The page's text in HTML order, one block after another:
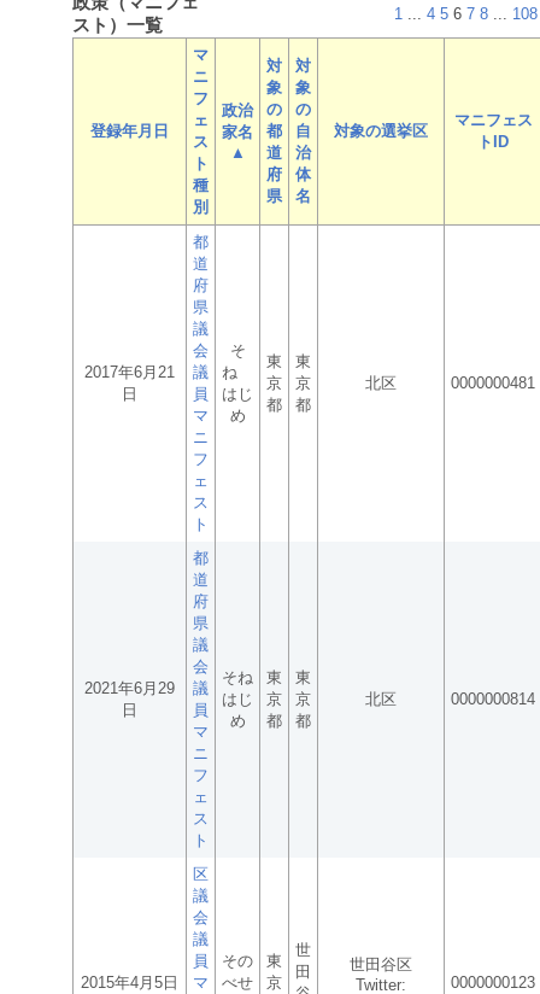
スト）一覧
1 ... 4 5 6 7 8 ... 108
登録年月日
マ
ニ
フ
ェ
ス
ト
種
別
政治
家名
▲
対
象
の
都
道
府
県
対
象
の
自
治
体
名
対象の選挙区
マニフェス
トID
2017年6月21
日
都
道
府
県
議
会
議
員
マ
ニ
フ
ェ
ス
ト
そ
ね
はじ
め
東
京
都
東
京
都
北区 0000000481
2021年6月29
日
都
道
府
県
議
会
議
員
マ
ニ
フ
ェ
ス
ト
そね
はじ
め
東
京
都
東
京
都
北区 0000000814
2015年4月5日
区
議
会
議
員
マ
その
べせ
東
京
世
田
世田谷区
Twitter:
0000000123